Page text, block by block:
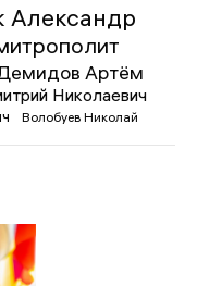
Александр
Артём
Николаевич
Волобуев Николай